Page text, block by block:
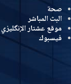
صحة
البث المباشر
موقع عشتار الإنگليزي
فيسبوك